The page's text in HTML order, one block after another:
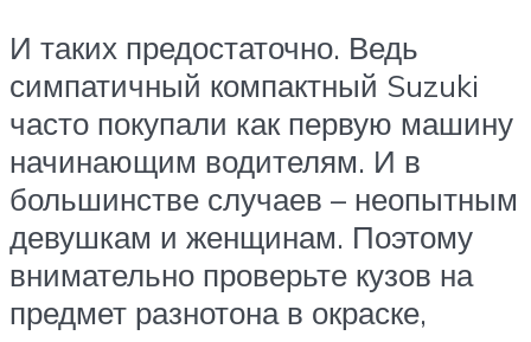
И таких предостаточно. Ведь
симпатичный компактный Suzuki
часто покупали как первую машину
начинающим водителям. И в
большинстве случаев – неопытным
девушкам и женщинам. Поэтому
внимательно проверьте кузов на
предмет разнотона в окраске,